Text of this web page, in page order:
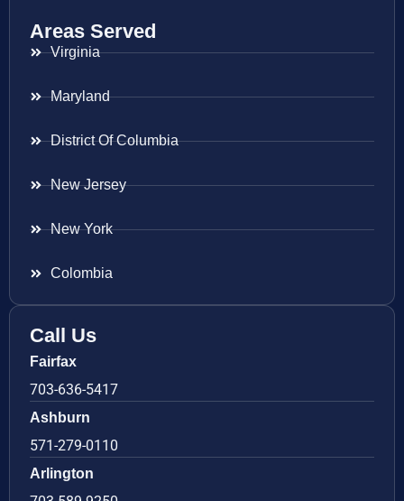
Areas Served
Virginia
Maryland
District Of Columbia
New Jersey
New York
Colombia
Call Us
Fairfax
703-636-5417
Ashburn
571-279-0110
Arlington